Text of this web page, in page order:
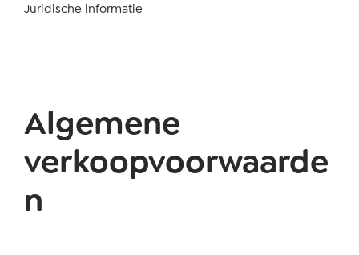
Juridische informatie
Algemene
verkoopvoorwaarde
n